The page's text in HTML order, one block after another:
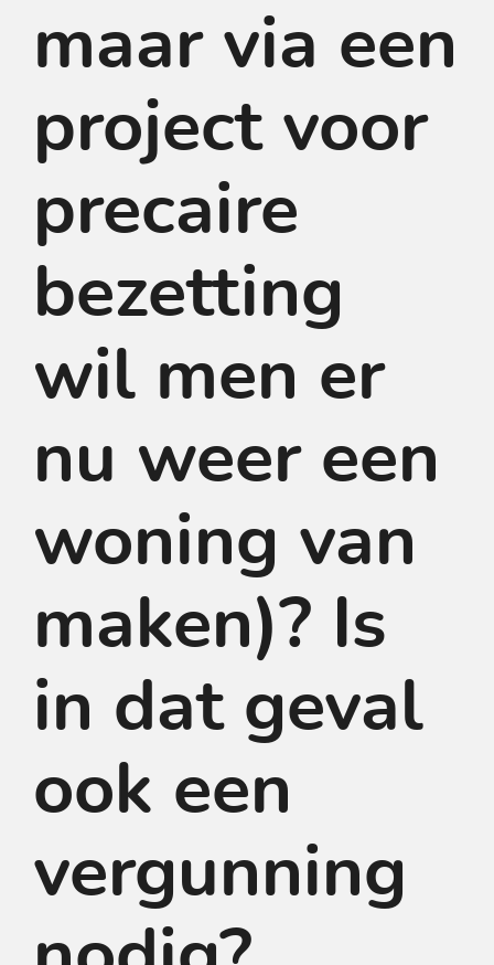
maar via een
project voor
precaire
bezetting
wil men er
nu weer een
woning van
maken)? Is
in dat geval
ook een
vergunning